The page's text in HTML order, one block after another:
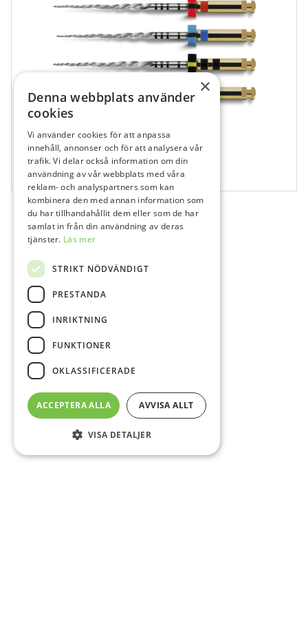
530654
Protaper Next X4 svart 21 mm
6 st
×
Denna webbplats använder
cookies
Vi använder cookies för att anpassa
innehåll, annonser och för att analysera vår
trafik. Vi delar också information om din
användning av vår webbplats med våra
reklam- och analyspartners som kan
kombinera den med annan information som
du har tillhandahållit dem eller som de har
samlat in från din användning av deras
tjänster. Läs mer
STRIKT NÖDVÄNDIGT
PRESTANDA
INRIKTNING
FUNKTIONER
OKLASSIFICERADE
ACCEPTERA ALLA AVVISA ALLT
VISA DETALJER